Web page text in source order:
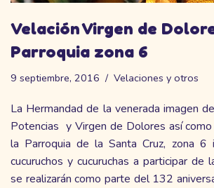
Velación Virgen de
Parroquia zona 6
9 septiembre, 2016 Velaciones y otros
La Hermandad de la venerada imagen
Potencias y Virgen de Dolores así
la Parroquia de la Santa Cruz, zona
cucuruchos y cucuruchas a participar de
se realizarán como parte del 132